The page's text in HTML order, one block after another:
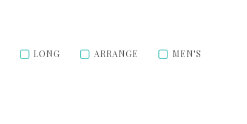
LONG ARRANGE MEN'S